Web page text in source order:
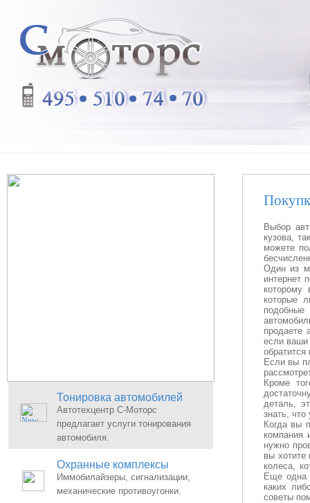
Тонировка автомобилей
Автотехцентр С-Моторс
предлагает услуги тонирования
автомобиля.
Охранные комплексы
Иммобилайзеры, сигнализации,
механические противоугонки.
Выбор
кузова,
можете
Один из
интернет
которому
которые
продаете
если ваши
Если вы
Кроме
деталь,
знать,
Когда вы
компания
нужно
вы хотите
колеса,
Еще одна
каких
советы